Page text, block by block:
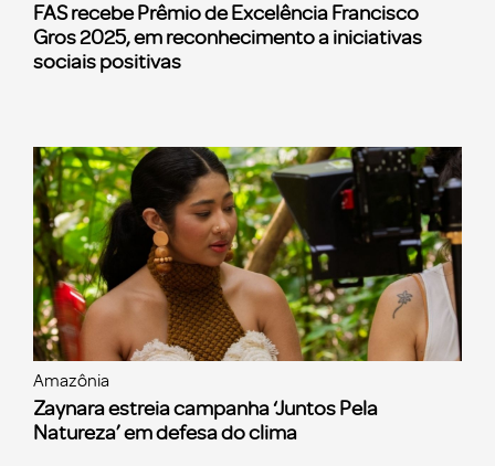
FAS recebe Prêmio de Excelência Francisco
Gros 2025, em reconhecimento a iniciativas
sociais positivas
Amazônia
Zaynara estreia campanha ‘Juntos Pela
Natureza’ em defesa do clima